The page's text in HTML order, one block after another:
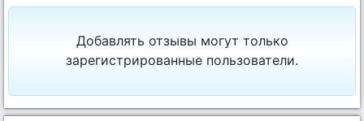
Добавлять отзывы могут только
зарегистрированные пользователи.